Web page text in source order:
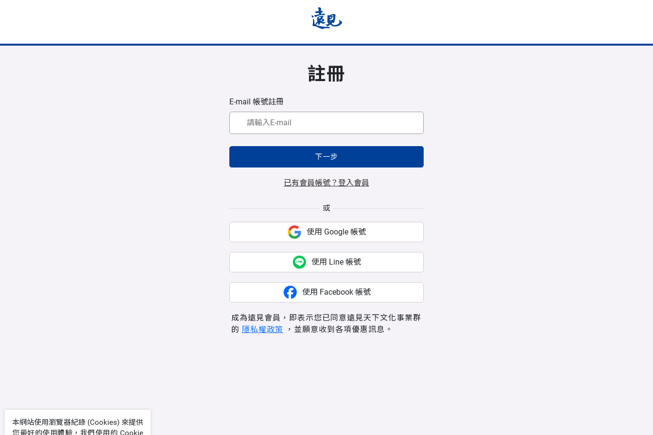
註冊
E-mail 帳號註冊
下一步
已有會員帳號？登入會員
或
使用 Google 帳號
使用 Line 帳號
使用 Facebook 帳號
成為遠見會員，即表示您已同意遠見天下文化事業群
的 隱私權政策 ，並願意收到各項優惠訊息。
本網站使用瀏覽器紀錄 (Cookies) 來提供
您最好的使用體驗，我們使用的 Cookie